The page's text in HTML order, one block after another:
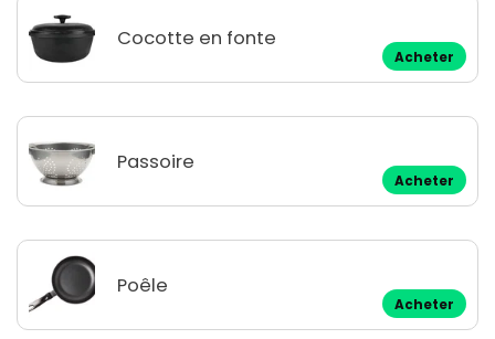
Cocotte en fonte
Acheter
Passoire
Acheter
Poêle
Acheter